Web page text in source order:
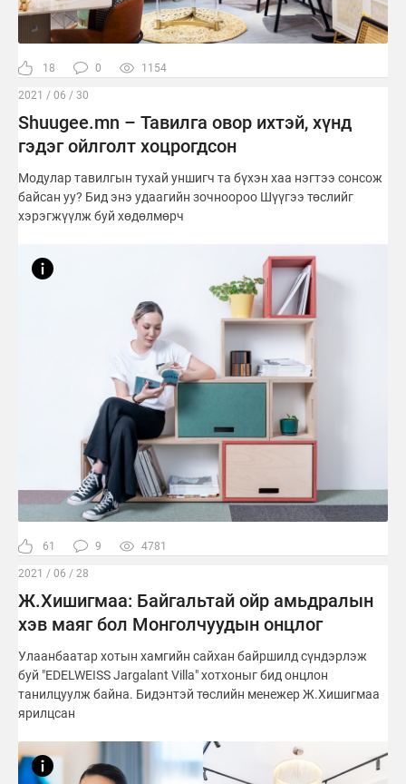
18 0 1154
2021 / 06 / 30
Shuugee.mn – Тавилга овор ихтэй, хүнд
гэдэг ойлголт хоцрогдсон
Модулар тавилгын тухай уншигч та бүхэн хаа нэгтээ сонсож
байсан уу? Бид энэ удаагийн зочноороо Шүүгээ төслийг
хэрэгжүүлж буй хөдөлмөрч
61 9 4781
2021 / 06 / 28
Ж.Хишигмаа: Байгальтай ойр амьдралын
хэв маяг бол Монголчуудын онцлог
Улаанбаатар хотын хамгийн сайхан байршилд сүндэрлэж
буй "EDELWEISS Jargalant Villa" хотхоныг бид онцлон
танилцуулж байна. Бидэнтэй төслийн менежер Ж.Хишигмаа
ярилцсан